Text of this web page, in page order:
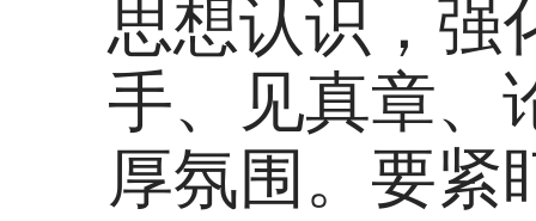
思想认识，强
手、见真章、
厚氛围。要紧